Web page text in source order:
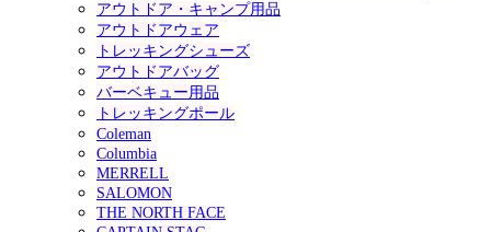
アウトドア・キャンプ用品
アウトドアウェア
トレッキングシューズ
アウトドアバッグ
バーベキュー用品
トレッキングポール
Coleman
Columbia
MERRELL
SALOMON
THE NORTH FACE